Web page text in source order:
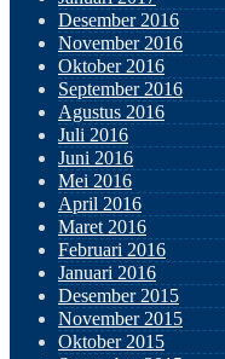
Desember 2016
November 2016
Oktober 2016
September 2016
Agustus 2016
Juli 2016
Juni 2016
Mei 2016
April 2016
Maret 2016
Februari 2016
Januari 2016
Desember 2015
November 2015
Oktober 2015